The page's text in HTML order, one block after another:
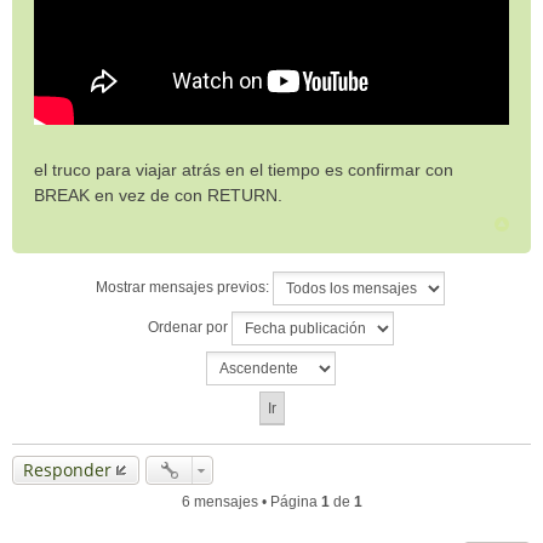
el truco para viajar atrás en el tiempo es confirmar con
BREAK en vez de con RETURN.
Mostrar mensajes previos:
Ordenar por
Responder
6 mensajes • Página 1de 1